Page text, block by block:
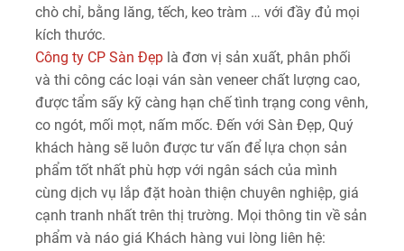
chò chỉ, bằng lăng, tếch, keo tràm … với đầy đủ mọi
kích thước.
Công ty CP Sàn Đẹp là đơn vị sản xuất, phân phối
và thi công các loại ván sàn veneer chất lượng cao,
được tẩm sấy kỹ càng hạn chế tình trạng cong vênh,
co ngót, mối mọt, nấm mốc. Đến với Sàn Đẹp, Quý
khách hàng sẽ luôn được tư vấn để lựa chọn sản
phẩm tốt nhất phù hợp với ngân sách của mình
cùng dịch vụ lắp đặt hoàn thiện chuyên nghiệp, giá
cạnh tranh nhất trên thị trường. Mọi thông tin về sản
phẩm và náo giá Khách hàng vui lòng liên hệ: